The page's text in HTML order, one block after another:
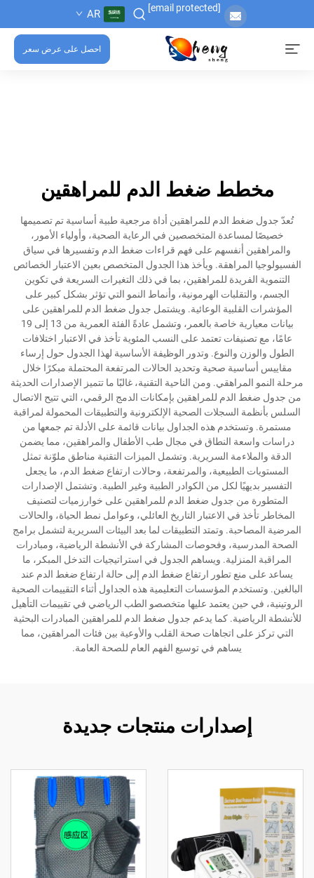
[email protected]
AR
احصل على عرض سعر
مخطط ضغط الدم للمراهقين
تُعدّ جدول ضغط الدم للمراهقين أداة مرجعية طبية أساسية تم تصميمها
خصيصًا لمساعدة المتخصصين في الرعاية الصحية، وأولياء الأمور،
والمراهقين أنفسهم على فهم قراءات ضغط الدم وتفسيرها في سياق
الفسيولوجيا المراهقة. ويأخذ هذا الجدول المتخصص بعين الاعتبار الخصائص
التنموية الفريدة للمراهقين، بما في ذلك التغيرات السريعة في تكوين
الجسم، والتقلبات الهرمونية، وأنماط النمو التي تؤثر بشكل كبير على
المؤشرات القلبية الوعائية. ويشتمل جدول ضغط الدم للمراهقين على
بيانات معيارية خاصة بالعمر، وتشمل عادةً الفئة العمرية من 13 إلى 19
عامًا، مع تصنيفات تعتمد على النسب المئوية تأخذ في الاعتبار اختلافات
الطول والوزن والنوع. وتدور الوظيفة الأساسية لهذا الجدول حول إرساء
مقاييس أساسية صحية وتحديد الحالات المرتفعة المحتملة مبكرًا خلال
مرحلة النمو المراهقي. ومن الناحية التقنية، غالبًا ما تتميز الإصدارات الحديثة
من جدول ضغط الدم للمراهقين بإمكانات الدمج الرقمي، التي تتيح الاتصال
السلس بأنظمة السجلات الصحية الإلكترونية والتطبيقات المحمولة لمراقبة
مستمرة. وتستخدم هذه الجداول بيانات قائمة على الأدلة تم جمعها من
دراسات واسعة النطاق في مجال طب الأطفال والمراهقين، مما يضمن
الدقة والملاءمة السريرية. وتشمل الميزات التقنية مناطق ملوّنة تمثل
المستويات الطبيعية، والمرتفعة، وحالات ارتفاع ضغط الدم، ما يجعل
التفسير بديهيًا لكل من الكوادر الطبية وغير الطبية. وتشتمل الإصدارات
المتطورة من جدول ضغط الدم للمراهقين على خوارزميات لتصنيف
المخاطر تأخذ في الاعتبار التاريخ العائلي، وعوامل نمط الحياة، والحالات
المرضية المصاحبة. وتمتد التطبيقات لما بعد البيئات السريرية لتشمل برامج
الصحة المدرسية، وفحوصات المشاركة في الأنشطة الرياضية، ومبادرات
المراقبة المنزلية. ويساهم الجدول في استراتيجيات التدخل المبكر، ما
يساعد على منع تطور ارتفاع ضغط الدم إلى حالة ارتفاع ضغط الدم عند
البالغين. وتستخدم المؤسسات التعليمية هذه الجداول أثناء التقييمات الصحية
الروتينية، في حين يعتمد عليها متخصصو الطب الرياضي في تقييمات التأهيل
للأنشطة الرياضية. كما يدعم جدول ضغط الدم للمراهقين المبادرات البحثية
التي تركز على اتجاهات صحة القلب والأوعية بين فئات المراهقين، مما
يساهم في توسيع الفهم العام للصحة العامة.
إصدارات منتجات جديدة